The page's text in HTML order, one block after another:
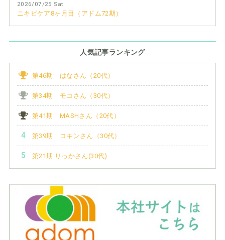
2026/07/25 Sat
ニキビケア8ヶ月目（アドム72期）
人気記事ランキング
第46期 はなさん（20代）
第34期 モコさん（30代）
第41期 MASHさん（20代）
第39期 コキンさん（30代）
第21期 りっかさん(30代)